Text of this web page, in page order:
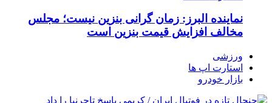
نماینده البرز: زمان گرانی بنزین نیست؛ مجلس
مخالف افزایش قیمت بنزین است
ورزشی
استارت اپ ها
بازار خودرو